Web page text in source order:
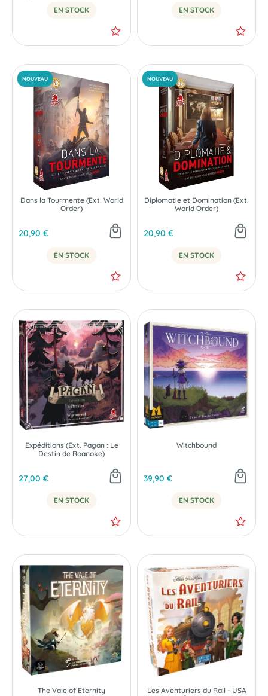
EN STOCK EN STOCK
NOUVEAU
Dans la Tourmente (Ext. World
Order)
20,90 €
EN STOCK
NOUVEAU
Diplomatie et Domination (Ext.
World Order)
20,90 €
EN STOCK
Expéditions (Ext. Pagan : Le
Destin de Roanoke)
27,00 €
EN STOCK
Witchbound
39,90 €
EN STOCK
The Vale of Eternity
Les Aventuriers du Rail - USA